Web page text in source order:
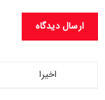
اخیرا